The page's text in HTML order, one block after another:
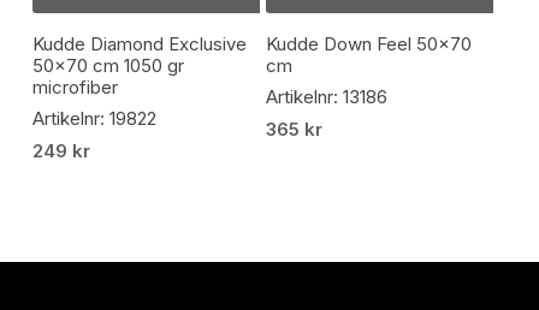
Kudde Diamond Exclusive
50×70 cm 1050 gr
microfiber
Artikelnr: 19822
249 kr
Kudde Down Feel 50×70
cm
Artikelnr: 13186
365 kr